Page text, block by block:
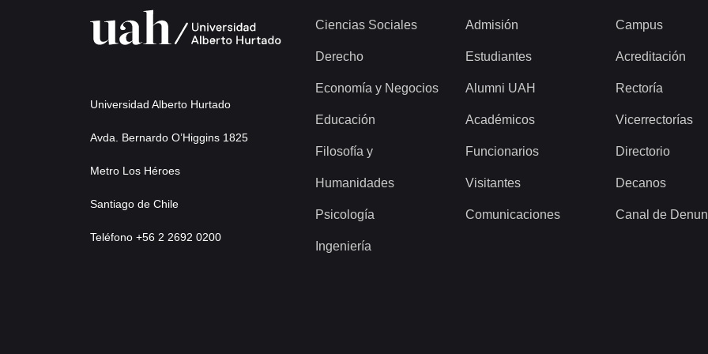
Universidad Alberto Hurtado
Avda. Bernardo O’Higgins 1825
Metro Los Héroes
Santiago de Chile
Teléfono +56 2 2692 0200
Ciencias Sociales
Derecho
Economía y Negocios
Educación
Filosofía y
Humanidades
Psicología
Ingeniería
Admisión
Estudiantes
Alumni UAH
Académicos
Funcionarios
Visitantes
Comunicaciones
Campus
Acreditación
Rectoría
Vicerrectorías
Directorio
Decanos
Canal de